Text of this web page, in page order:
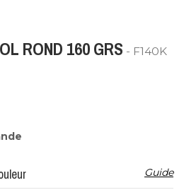
ROND 160 GRS - F140K
Guide